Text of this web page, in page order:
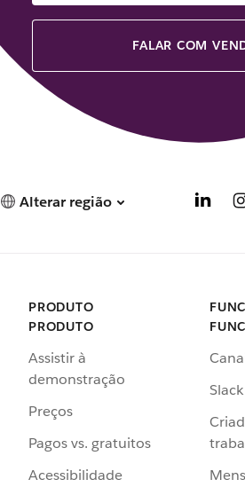
FALAR COM
Alterar região
PRODUTO
PRODUTO
Assistir à
demonstração
Preços
Pagos vs. gratuitos
Acessibilidade